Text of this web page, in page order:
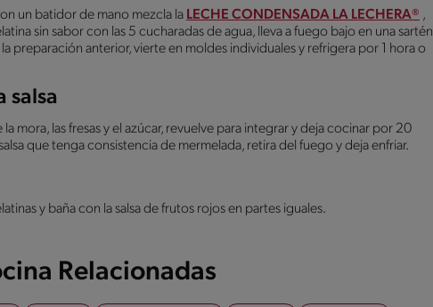
un batidor de mano mezcla la LECHE CONDENSADA LA LECHERA® ,
sin sabor con las 5 cucharadas de agua, lleva a fuego bajo en una sartén
preparación anterior, vierte en moldes individuales y refrigera por 1 hora o
salsa
la mora, las fresas y el azúcar, revuelve para integrar y deja cocinar por 20
que tenga consistencia de mermelada, retira del fuego y deja enfriar.
y baña con la salsa de frutos rojos en partes iguales.
Relacionadas